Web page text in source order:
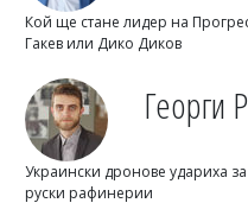
Кой ще стане лидер на
Гакев или Дико Диков
Георги
Украински дронове удариха
руски рафинерии